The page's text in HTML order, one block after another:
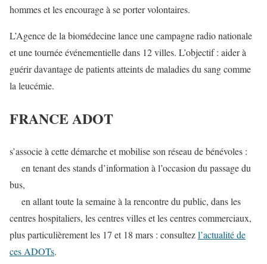
hommes et les encourage à se porter volontaires.
L’Agence de la biomédecine lance une campagne radio nationale
et une tournée événementielle dans 12 villes. L’objectif : aider à
guérir davantage de patients atteints de maladies du sang comme
la leucémie.
FRANCE ADOT
s’associe à cette démarche et mobilise son réseau de bénévoles :
en tenant des stands d’information à l’occasion du passage du
bus,
en allant toute la semaine à la rencontre du public, dans les
centres hospitaliers, les centres villes et les centres commerciaux,
plus particulièrement les 17 et 18 mars : consultezl’actualité de
ces ADOTs.